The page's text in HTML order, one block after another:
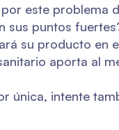
este problema
puntos
su producto en
aporta al
única, intente